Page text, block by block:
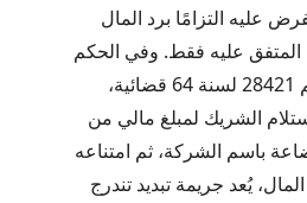
عليه التزامًا برد المال
عليه فقط. وفي الحكم
الصادر في الطعن رقم 28421 لسنة 64 قضائية،
الشريك لمبلغ مالي من
باسم الشركة، ثم امتناعه
يُعد جريمة تبديد تندرج